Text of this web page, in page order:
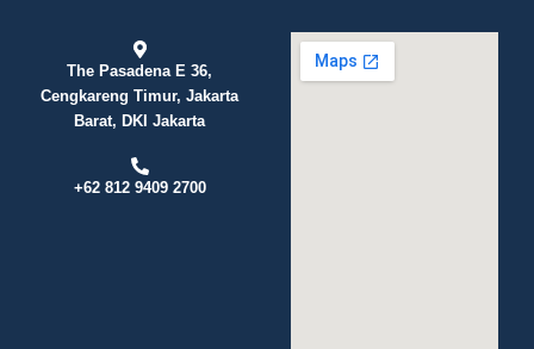
The Pasadena E 36,
Cengkareng Timur, Jakarta
Barat, DKI Jakarta
+62 812 9409 2700